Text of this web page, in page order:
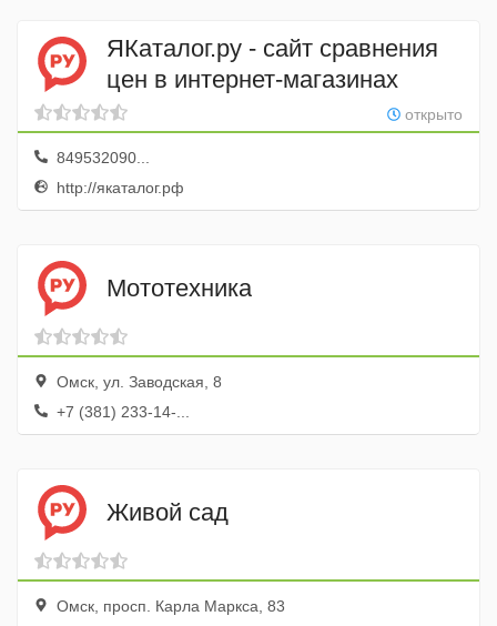
ЯКаталог.ру - сайт сравнения
цен в интернет-магазинах
открыто
849532090...
http://якаталог.рф
Мототехника
Омск, ул. Заводская, 8
+7 (381) 233-14-...
Живой сад
Омск, просп. Карла Маркса, 83